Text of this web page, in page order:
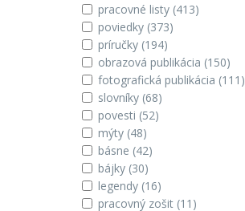
pracovné listy (413)
poviedky (373)
príručky (194)
obrazová publikácia (150)
fotografická publikácia (111)
slovníky (68)
povesti (52)
mýty (48)
básne (42)
bájky (30)
legendy (16)
pracovný zošit (11)